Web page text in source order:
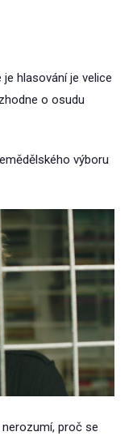
hlasování je velice
o osudu
výboru
proč se